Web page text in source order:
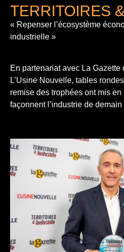
TERRITOIRES
« Repenser l’écosystème
industrielle »
En partenariat avec La Gazette
L’Usine Nouvelle, tables
remise des trophées ont mis
façonnent l’industrie de demain